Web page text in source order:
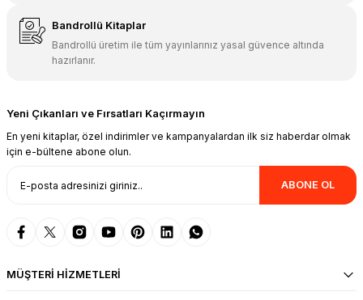
Bandrollü Kitaplar
Bandrollü üretim ile tüm yayınlarınız yasal güvence altında
hazırlanır.
Yeni Çıkanları ve Fırsatları Kaçırmayın
En yeni kitaplar, özel indirimler ve kampanyalardan ilk siz haberdar olmak
için e-bültene abone olun.
ABONE OL
MÜŞTERİ HİZMETLERİ